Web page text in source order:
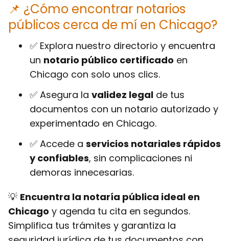
📌 ¿Cómo encontrar notarios
públicos cerca de mí en Chicago?
✅ Explora nuestro directorio y encuentra
un notario público certificado en
Chicago con solo unos clics.
✅ Asegura la validez legal de tus
documentos con un notario autorizado y
experimentado en Chicago.
✅ Accede a servicios notariales rápidos
y confiables, sin complicaciones ni
demoras innecesarias.
💡 Encuentra la notaría pública ideal en
Chicago y agenda tu cita en segundos.
Simplifica tus trámites y garantiza la